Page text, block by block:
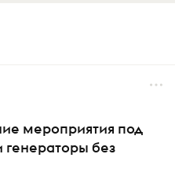
мероприятия под
генераторы без